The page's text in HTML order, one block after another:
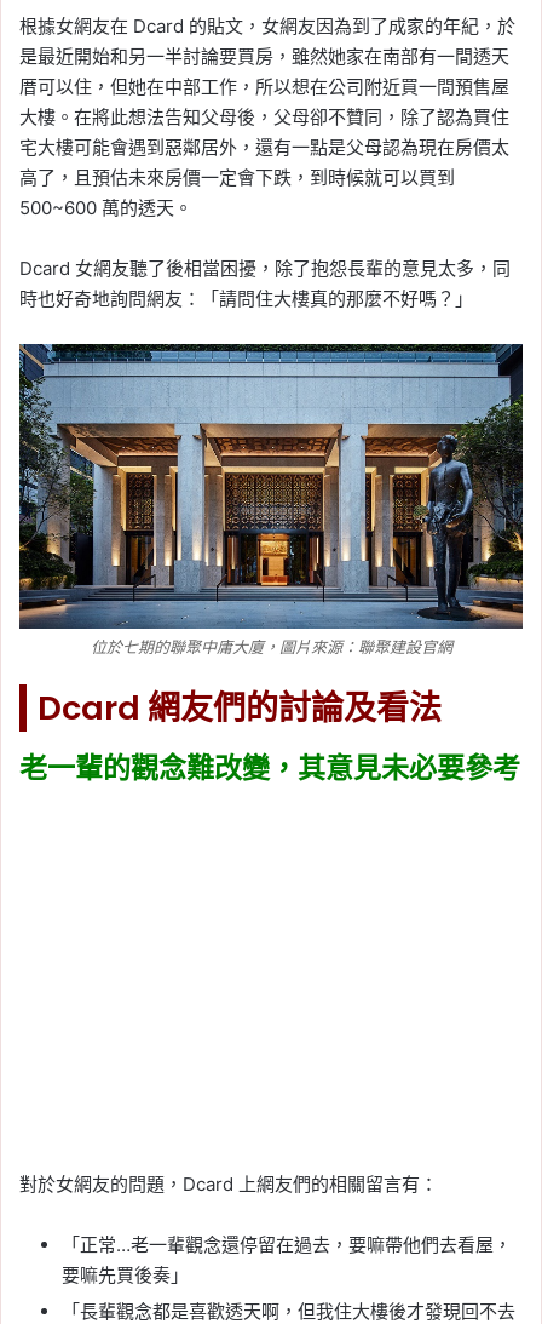
根據女網友在 Dcard 的貼文，女網友因為到了成家的年紀，於
是最近開始和另一半討論要買房，雖然她家在南部有一間透天
厝可以住，但她在中部工作，所以想在公司附近買一間預售屋
大樓。在將此想法告知父母後，父母卻不贊同，除了認為買住
宅大樓可能會遇到惡鄰居外，還有一點是父母認為現在房價太
高了，且預估未來房價一定會下跌，到時候就可以買到
500~600 萬的透天。
Dcard 女網友聽了後相當困擾，除了抱怨長輩的意見太多，同
時也好奇地詢問網友：「請問住大樓真的那麼不好嗎？」
位於七期的聯聚中庸大廈，圖片來源：聯聚建設官網
Dcard 網友們的討論及看法
老一輩的觀念難改變，其意見未必要參考
對於女網友的問題，Dcard 上網友們的相關留言有：
「正常…老一輩觀念還停留在過去，要嘛帶他們去看屋，
要嘛先買後奏」
「長輩觀念都是喜歡透天啊，但我住大樓後才發現回不去